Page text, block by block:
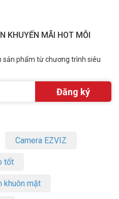
KHUYẾN MÃI HOT MỖI
sản phẩm từ chương trình siêu
Camera EZVIZ
tốt
khuôn mặt